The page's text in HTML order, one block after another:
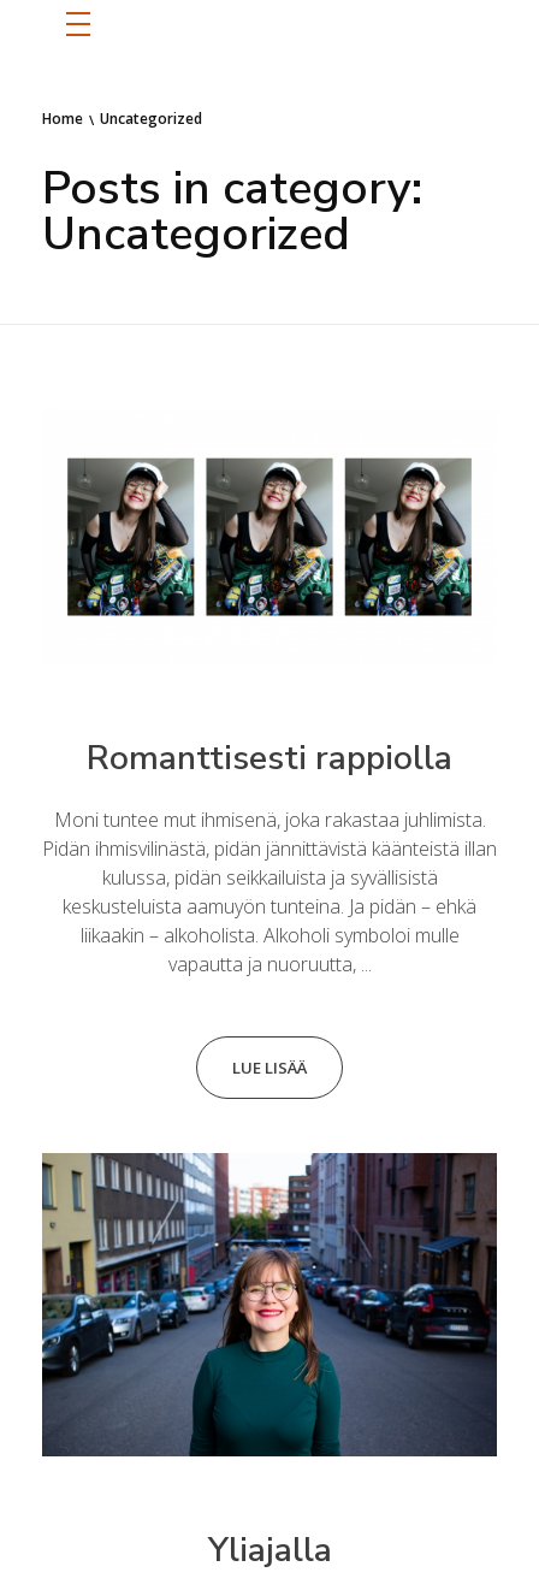
SANNI
Home Uncategorized
Posts in category:
Uncategorized
Romanttisesti rappiolla
Moni tuntee mut ihmisenä, joka rakastaa juhlimista.
Pidän ihmisvilinästä, pidän jännittävistä käänteistä illan
kulussa, pidän seikkailuista ja syvällisistä
keskusteluista aamuyön tunteina. Ja pidän – ehkä
liikaakin – alkoholista. Alkoholi symboloi mulle
vapautta ja nuoruutta, ...
LUE LISÄÄ
Yliajalla